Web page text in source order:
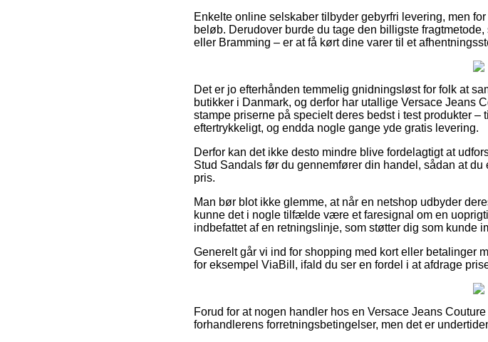
Enkelte online selskaber tilbyder gebyrfri levering, men
beløb. Derudover burde du tage den billigste
eller Bramming – er at få kørt dine varer til et
Det er jo efterhånden temmelig gnidningsløst for folk at
butikker i Danmark, og derfor har utallige Versace Jeans
stampe priserne på specielt deres bedst i test produkter
eftertrykkeligt, og endda nogle gange yde gratis levering.
Derfor kan det ikke desto mindre blive fordelagtigt at
Stud Sandals før du gennemfører din handel, sådan at
pris.
Man bør blot ikke glemme, at når en netshop udbyder
kunne det i nogle tilfælde være et faresignal om en
indbefattet af en retningslinje, som støtter dig som kunde
Generelt går vi ind for shopping med kort eller betalinger
for eksempel ViaBill, ifald du ser en fordel i at afdrage
Forud for at nogen handler hos en Versace Jeans
forhandlerens forretningsbetingelser, men det er